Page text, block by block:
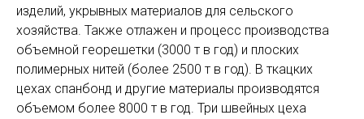
изделий, укрывных материалов для сельского
хозяйства. Также отлажен и процесс производства
объемной георешетки (3000 т в год) и плоских
полимерных нитей (более 2500 т в год). В ткацких
цехах спанбонд и другие материалы производятся
объемом более 8000 т в год. Три швейных цеха